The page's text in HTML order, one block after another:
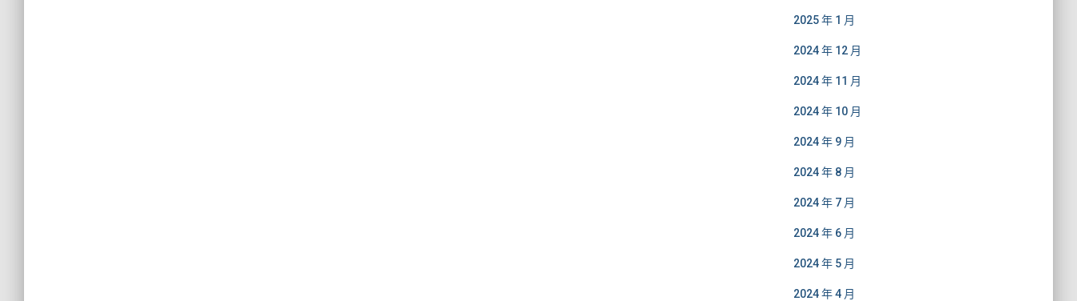
2025 年 1 月
2024 年 12 月
2024 年 11 月
2024 年 10 月
2024 年 9 月
2024 年 8 月
2024 年 7 月
2024 年 6 月
2024 年 5 月
2024 年 4 月